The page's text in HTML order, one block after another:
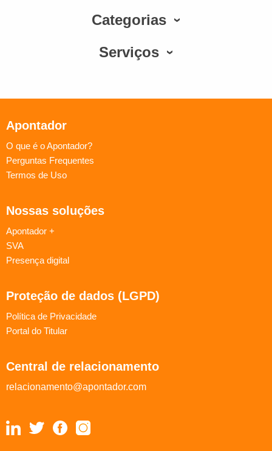
Categorias
Serviços
Apontador
O que é o Apontador?
Perguntas Frequentes
Termos de Uso
Nossas soluções
Apontador +
SVA
Presença digital
Proteção de dados (LGPD)
Política de Privacidade
Portal do Titular
Central de relacionamento
relacionamento@apontador.com